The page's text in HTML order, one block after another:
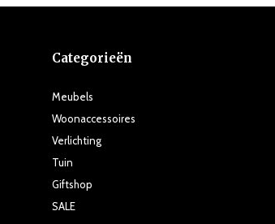
Categorieën
Meubels
Woonaccessoires
Verlichting
Tuin
Giftshop
SALE